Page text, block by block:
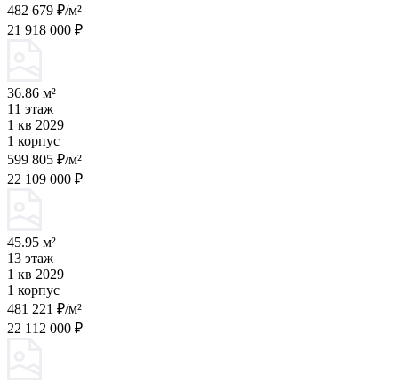
482 679 ₽/м²
21 918 000 ₽
36.86 м²
11 этаж
1 кв 2029
1 корпус
599 805 ₽/м²
22 109 000 ₽
45.95 м²
13 этаж
1 кв 2029
1 корпус
481 221 ₽/м²
22 112 000 ₽